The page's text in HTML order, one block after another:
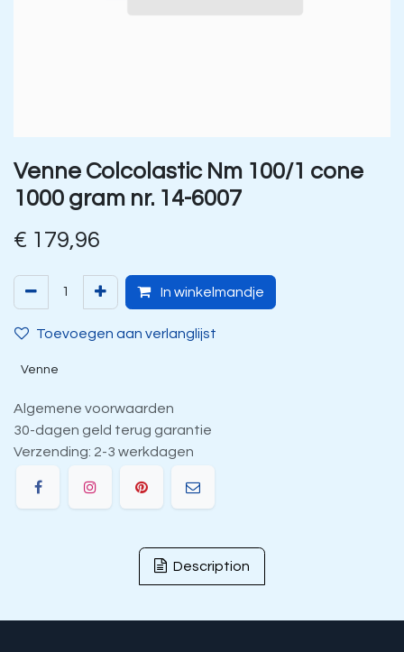
Venne Colcolastic Nm 100/1 cone
1000 gram nr. 14-6007
€ 179,96
In winkelmandje
Toevoegen aan verlanglijst
Venne
Algemene voorwaarden
30-dagen geld terug garantie
Verzending: 2-3 werkdagen
Description